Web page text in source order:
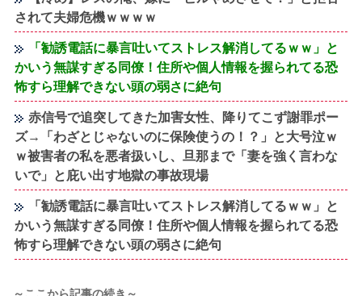
されて夫婦危機ｗｗｗｗ
「勧誘電話に暴言吐いてストレス解消してるｗｗ」と
かいう無謀すぎる同僚！住所や個人情報を握られてる恐
怖すら理解できない頭の弱さに絶句
赤信号で追突してきた加害女性、降りてこず謝罪ポー
ズ→「わざとじゃないのに保険使うの！？」と大号泣ｗ
ｗ被害者の私を悪者扱いし、旦那まで「妻を強く言わな
いで」と庇い出す地獄の事故現場
「勧誘電話に暴言吐いてストレス解消してるｗｗ」と
かいう無謀すぎる同僚！住所や個人情報を握られてる恐
怖すら理解できない頭の弱さに絶句
～ここから記事の続き～